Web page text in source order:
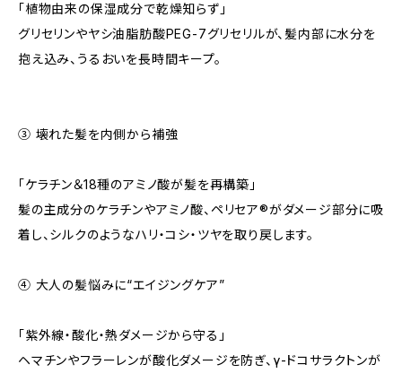
「植物由来の保湿成分で乾燥知らず」
グリセリンやヤシ油脂肪酸PEG-7グリセリルが、髪内部に水分を
抱え込み、うるおいを長時間キープ。
③ 壊れた髪を内側から補強
「ケラチン＆18種のアミノ酸が髪を再構築」
髪の主成分のケラチンやアミノ酸、ペリセア®がダメージ部分に吸
着し、シルクのようなハリ・コシ・ツヤを取り戻します。
④ 大人の髪悩みに“エイジングケア”
「紫外線・酸化・熱ダメージから守る」
ヘマチンやフラーレンが酸化ダメージを防ぎ、γ-ドコサラクトンが